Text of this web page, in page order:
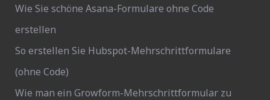
Wie Sie schöne Asana-Formulare ohne Code
erstellen
So erstellen Sie Hubspot-Mehrschrittformulare
(ohne Code)
Wie man ein Growform-Mehrschrittformular zu